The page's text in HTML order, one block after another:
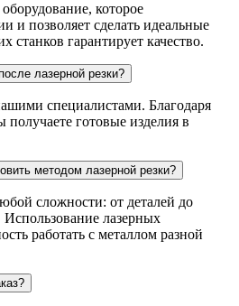
которое
и позволяет сделать идеальные
станков гарантирует качество.
лазерной резки?
специалистами. Благодаря
готовые изделия в
методом лазерной резки?
сложности: от деталей до
лазерных
работать с металлом разной